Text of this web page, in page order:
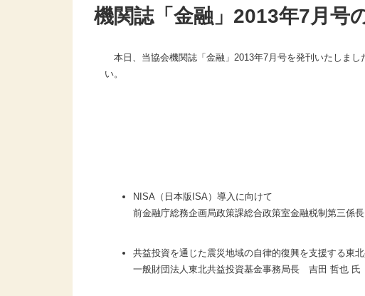
機関誌「金融」2013年7月号
本日、当協会機関誌「金融」2013年7月号を発刊いたしま
い。
NISA（日本版ISA）導入に向けて
前金融庁総務企画局政策課総合政策室金融税制第三係
共益投資を通じた震災地域の自律的復興を支援する東
一般財団法人東北共益投資基金事務局長 吉田 哲也 氏